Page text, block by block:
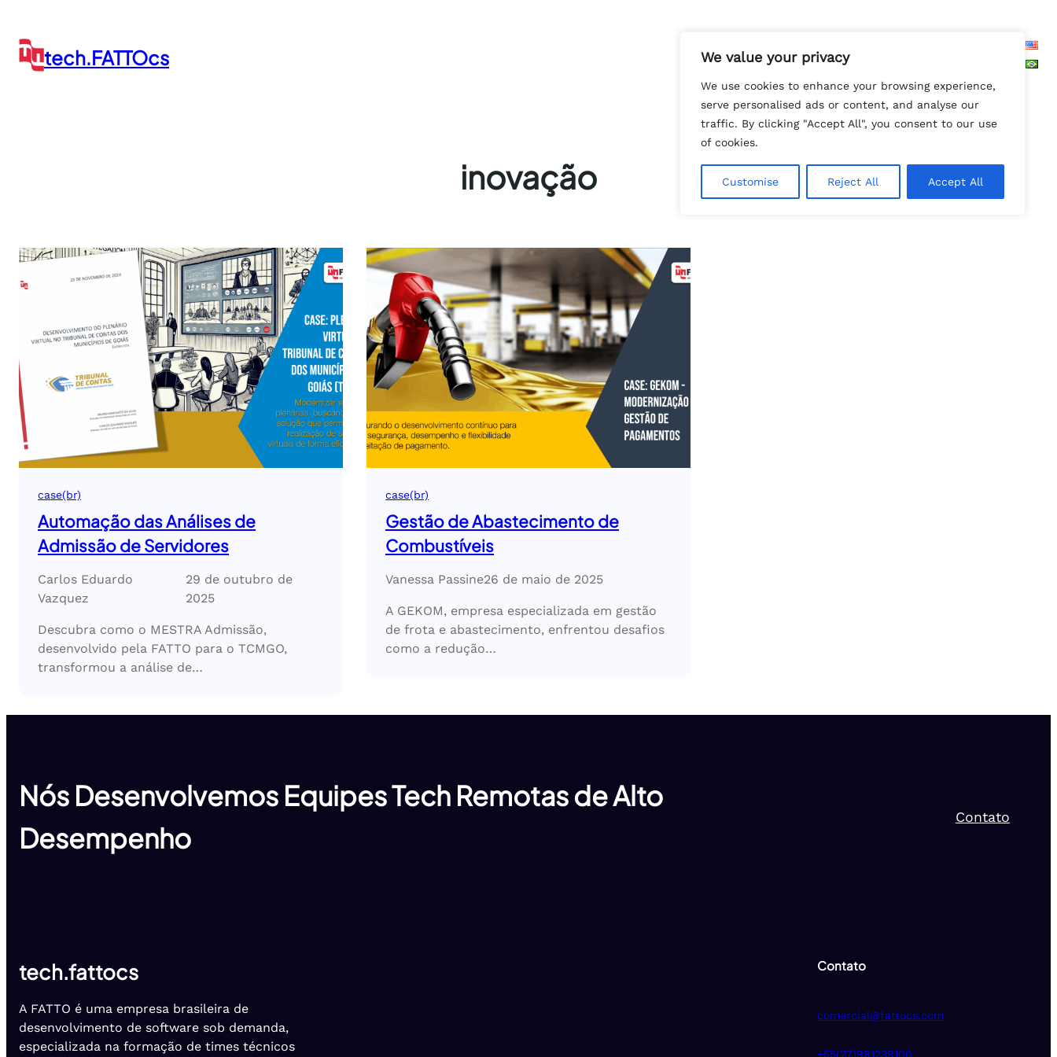
We value your privacy
We use cookies to enhance your browsing experience,
serve personalised ads or content, and analyse our
traffic. By clicking "Accept All", you consent to our use
of cookies.
Customise Reject All Accept All
conteúdo
tech.FATTOcs
inovação
case(br)
Automação das Análises de
Admissão de Servidores
Carlos Eduardo
Vazquez
29 de outubro de
2025
Descubra como o MESTRA Admissão,
desenvolvido pela FATTO para o TCMGO,
transformou a análise de…
case(br)
Gestão de Abastecimento de
Combustíveis
Vanessa Passine26 de maio de 2025
A GEKOM, empresa especializada em gestão
de frota e abastecimento, enfrentou desafios
como a redução…
Nós Desenvolvemos Equipes Tech Remotas de Alto
Desempenho
Contato
tech.fattocs
A FATTO é uma empresa brasileira de
desenvolvimento de software sob demanda,
especializada na formação de times técnicos
Contato
comercial@fattocs.com
+55(27)981239100